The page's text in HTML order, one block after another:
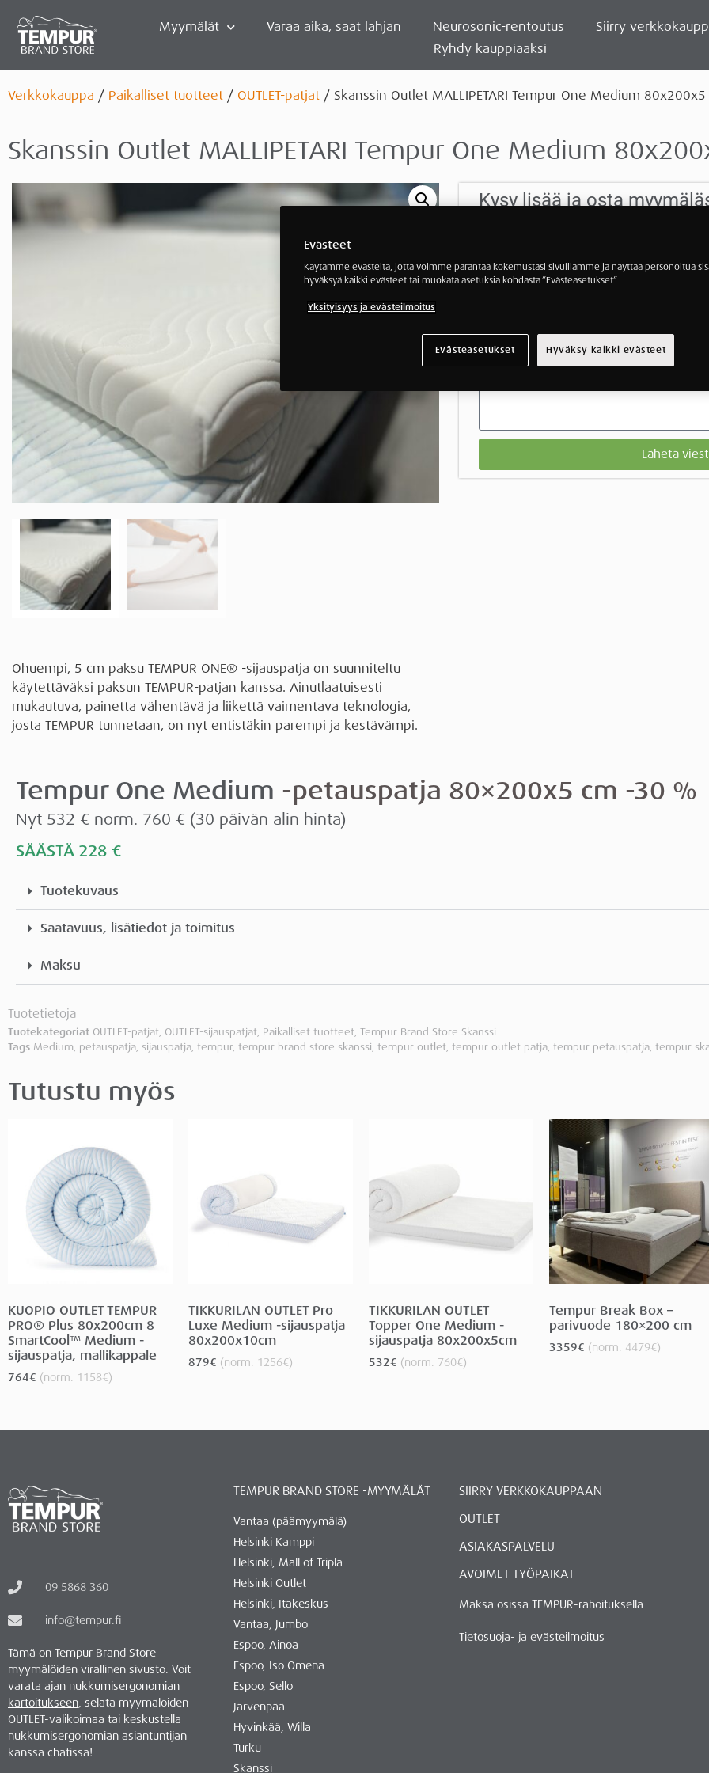
Myymälät Varaa aika, saat lahjan Neurosonic-rentoutus
Siirry
Ryhdy kauppiaaksi
Verkkokauppa / Paikalliset tuotteet / OUTLET-patjat / Skanssin Outlet MALLIPETARI Tempur One Medium
Skanssin Outlet MALLIPETARI Tempur One Medium
Ohuempi, 5 cm paksu TEMPUR ONE® -sijauspatja on suunniteltu
käytettäväksi paksun TEMPUR-patjan kanssa. Ainutlaatuisesti
mukautuva, painetta vähentävä ja liikettä vaimentava teknologia,
josta TEMPUR tunnetaan, on nyt entistäkin parempi ja kestävämpi.
Kysy lisää ja osta
Sähköposti
Viesti myymälälle
Lähetä
Tempur One Medium -petauspatja 80×200x5 cm -30 %
Nyt 532 € norm. 760 € (30 päivän alin hinta)
SÄÄSTÄ 228 €
Tuotekuvaus
Saatavuus, lisätiedot ja toimitus
Maksu
Tuotetietoja
Tuotekategoriat OUTLET-patjat, OUTLET-sijauspatjat, Paikalliset tuotteet, Tempur Brand Store Skanssi
Tags Medium, petauspatja, sijauspatja, tempur, tempur brand store skanssi, tempur outlet, tempur outlet patja, tempur petauspatja, tempur
Tutustu myös
KUOPIO OUTLET TEMPUR
PRO® Plus 80x200cm 8
SmartCool™ Medium -
sijauspatja, mallikappale
764€ (norm. 1158€)
TIKKURILAN OUTLET Pro
Luxe Medium -sijauspatja
80x200x10cm
879€ (norm. 1256€)
TIKKURILAN OUTLET
Topper One Medium -
sijauspatja 80x200x5cm
532€ (norm. 760€)
Tempur Break Box –
parivuode 180×200 cm
3359€ (norm. 4479€)
09 5868 360
info@tempur.fi
Tämä on Tempur Brand Store -
myymälöiden virallinen sivusto. Voit
varata ajan nukkumisergonomian
kartoitukseen, selata myymälöiden
OUTLET-valikoimaa tai keskustella
nukkumisergonomian asiantuntijan
kanssa chatissa!
TEMPUR BRAND STORE -MYYMÄLÄT
Vantaa (päämyymälä)
Helsinki Kamppi
Helsinki, Mall of Tripla
Helsinki Outlet
Helsinki, Itäkeskus
Vantaa, Jumbo
Espoo, Ainoa
Espoo, Iso Omena
Espoo, Sello
Järvenpää
Hyvinkää, Willa
Turku
Skanssi
SIIRRY VERKKOKAUPPAAN
OUTLET
ASIAKASPALVELU
AVOIMET TYÖPAIKAT
Maksa osissa TEMPUR-rahoituksella
Tietosuoja- ja evästeilmoitus
Evästeet
Käytämme evästeitä, jotta voimme parantaa kokemustasi sivuillamme ja näyttää personoitua
hyväksyä kaikki evästeet tai muokata asetuksia kohdasta ”Evästeasetukset”.
Yksityisyys ja evästeilmoitus
Evästeasetukset Hyväksy kaikki evästeet